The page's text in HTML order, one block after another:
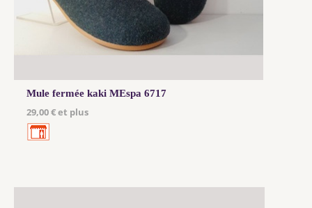
Mule fermée kaki MEspa 6717
29,00 € et plus